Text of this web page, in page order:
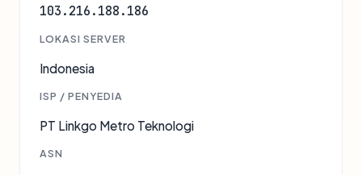
103.216.188.186
LOKASI SERVER
Indonesia
ISP / PENYEDIA
PT Linkgo Metro Teknologi
ASN